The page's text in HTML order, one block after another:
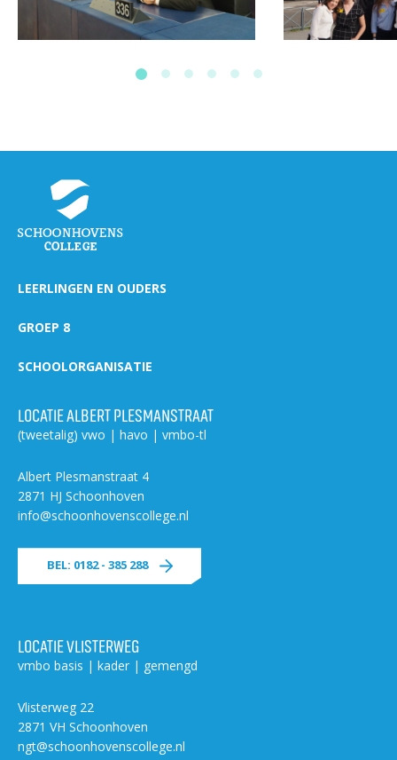
LEERLINGEN EN OUDERS
GROEP 8
SCHOOLORGANISATIE
LOCATIE ALBERT PLESMANSTRAAT
(tweetalig) vwo | havo | vmbo-tl
Albert Plesmanstraat 4
2871 HJ Schoonhoven
info@schoonhovenscollege.nl
BEL: 0182 - 385 288
LOCATIE VLISTERWEG
vmbo basis | kader | gemengd
Vlisterweg 22
2871 VH Schoonhoven
ngt@schoonhovenscollege.nl